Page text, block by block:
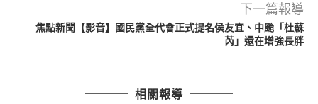
下一篇報導
焦點新聞【影音】國民黨全代會正式提名侯友宜、中颱「杜蘇
芮」還在增強長胖
相關報導